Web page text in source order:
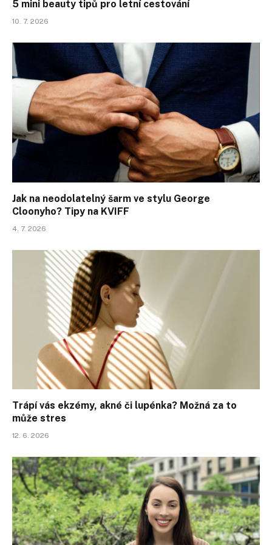
5 mini beauty tipů pro letní cestování
10. 7. 2026
Jak na neodolatelný šarm ve stylu George
Cloonyho? Tipy na KVIFF
4. 7. 2026
Trápí vás ekzémy, akné či lupénka? Možná za to
může stres
12. 6. 2026